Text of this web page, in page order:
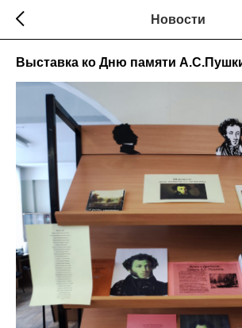
Новости
Выставка ко Дню памяти